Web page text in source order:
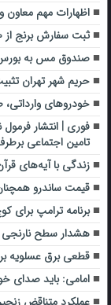
اظهارات مهم معاون
ثبت سفارش برنج از ۱۰ خرداد آغاز می‌شود
صندوق مس به
حریم شهر تهران
خودروهای
فوری | انتشار
تامین اجتماعی
زندگی با آیه‌های
قیمت ساندرو
برنامه ترامپ برای
هشدار سطح نارنجی
قطعی برق عسلویه
امامی: باید صدای